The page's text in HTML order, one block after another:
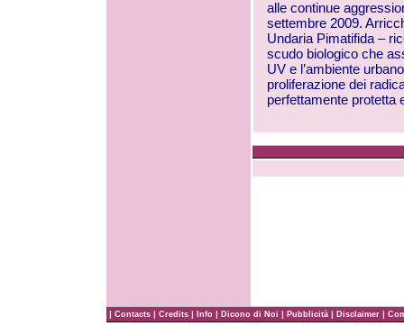
alle continue
settembre 2009.
Undaria Pimatifida –
scudo biologico che
UV e l’ambiente
proliferazione dei
perfettamente protetta
| Contacts | Credits | Info | Dicono di Noi | Pubblicità | Disclaimer |